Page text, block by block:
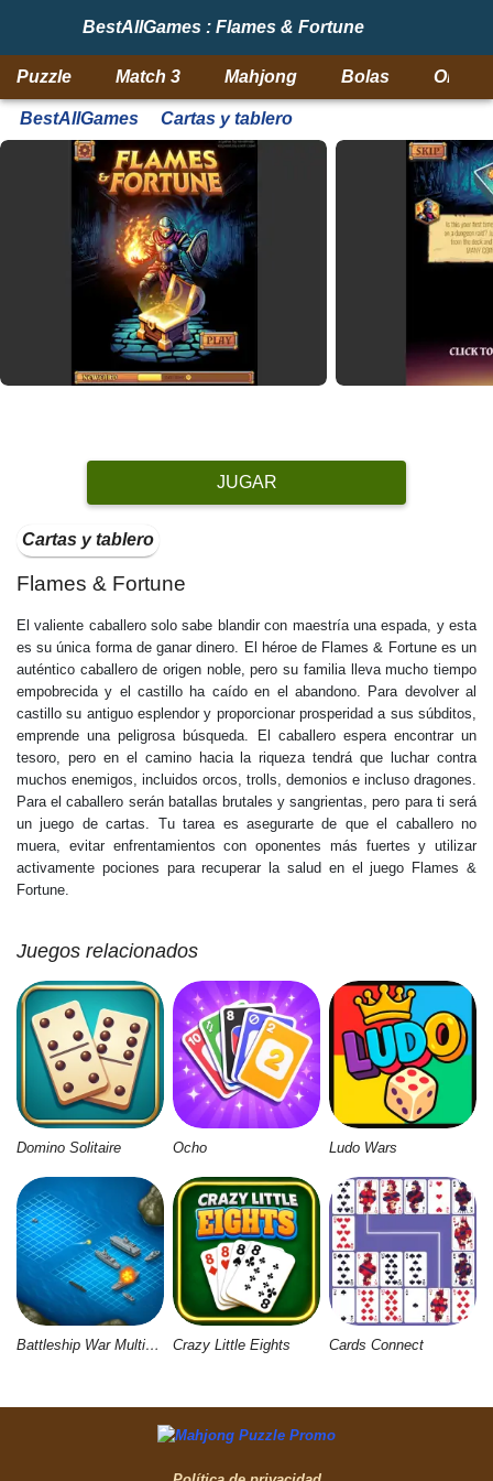
BestAllGames : Flames & Fortune
Puzzle Match 3 Mahjong Bolas
BestAllGames Cartas y tablero
JUGAR
Cartas y tablero
Flames & Fortune
El valiente caballero solo sabe blandir con maestría una espada, y esta
es su única forma de ganar dinero. El héroe de Flames & Fortune es un
auténtico caballero de origen noble, pero su familia lleva mucho tiempo
empobrecida y el castillo ha caído en el abandono. Para devolver al
castillo su antiguo esplendor y proporcionar prosperidad a sus súbditos,
emprende una peligrosa búsqueda. El caballero espera encontrar un
tesoro, pero en el camino hacia la riqueza tendrá que luchar contra
muchos enemigos, incluidos orcos, trolls, demonios e incluso dragones.
Para el caballero serán batallas brutales y sangrientas, pero para ti será
un juego de cartas. Tu tarea es asegurarte de que el caballero no
muera, evitar enfrentamientos con oponentes más fuertes y utilizar
activamente pociones para recuperar la salud en el juego Flames &
Fortune.
Juegos relacionados
Domino Solitaire Ocho Ludo Wars
Battleship War Multiplayer Crazy Little Eights Cards Connect